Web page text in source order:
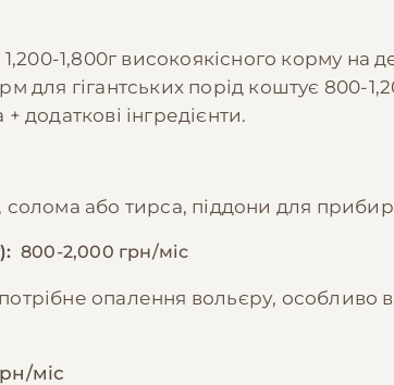
1,200-1,800г високоякісного корму на
для гігантських порід коштує 800-
додаткові інгредієнти.
солома або тирса, піддони для
800-2,000 грн/міс
опалення вольєру,
міс